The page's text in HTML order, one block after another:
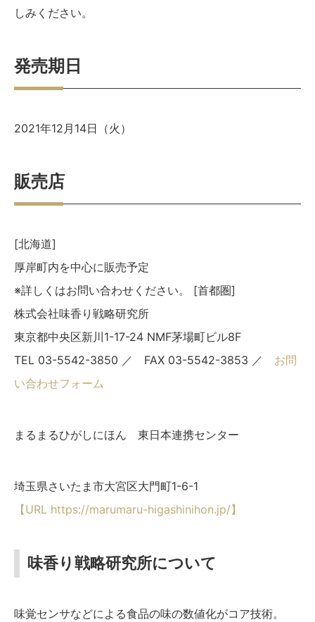
しみください。
発売期日
2021年12月14日（火）
販売店
[北海道]
厚岸町内を中心に販売予定
※詳しくはお問い合わせください。
[首都圏]
株式会社味香り戦略研究所
東京都中央区新川1-17-24 NMF茅場町ビル8F
TEL 03-5542-3850 ／ FAX 03-5542-3853 ／ お問
い合わせフォーム
まるまるひがしにほん 東日本連携センター
埼玉県さいたま市大宮区大門町1-6-1
【URL https://marumaru-higashinihon.jp/】
味香り戦略研究所について
味覚センサなどによる食品の味の数値化がコア技術。